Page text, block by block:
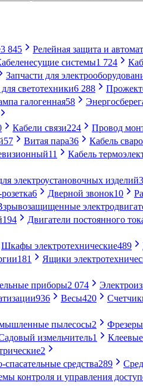
3 845 Релейная защита и
системы1 724
Запчасти для
светотехники6 288
галогенная58
Кабели связи224 Провод
57 Витая пара36 Кабель
11 Кабель
электроустановочных изделий
6 Дверной звонок10
194 Двигатели постоянного
Шкафы электротехнические489
181 Ящики
приборы2 074
936 Весы420
пылесосы2 Фрезеры
измельчитель1
2
средства289
контроля и управления